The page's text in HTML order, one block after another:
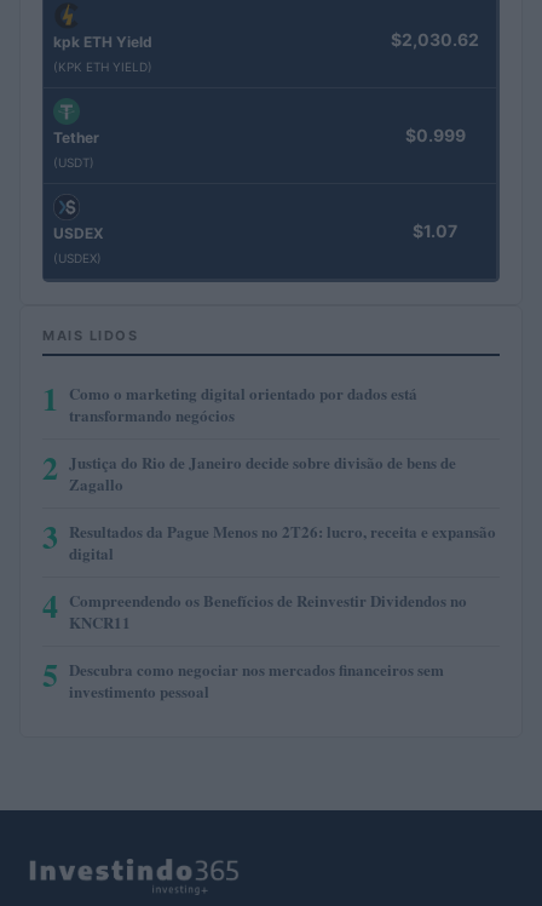
kpk ETH Yield
(KPK ETH YIELD)
$2,030.62
Tether
(USDT)
$0.999
USDEX
(USDEX)
$1.07
MAIS LIDOS
1
Como o marketing digital orientado por dados está
transformando negócios
2
Justiça do Rio de Janeiro decide sobre divisão de bens de
Zagallo
3 Resultados da Pague Menos no 2T26: lucro, receita e expansão
digital
4 Compreendendo os Benefícios de Reinvestir Dividendos no
KNCR11
5 Descubra como negociar nos mercados financeiros sem
investimento pessoal